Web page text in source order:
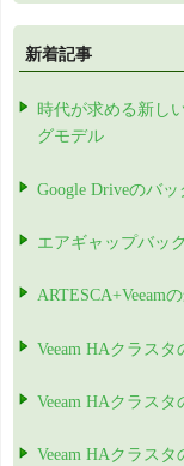
新着記事
時代が求める新し
グモデル
Google Driveのバ
エアギャップバッ
ARTESCA+Veeam
Veeam HAクラス
Veeam HAクラス
Veeam HAクラスタ